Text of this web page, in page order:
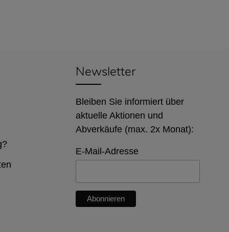
Newsletter
Bleiben Sie informiert über
aktuelle Aktionen und
Abverkäufe (max. 2x Monat):
E-Mail-Adresse